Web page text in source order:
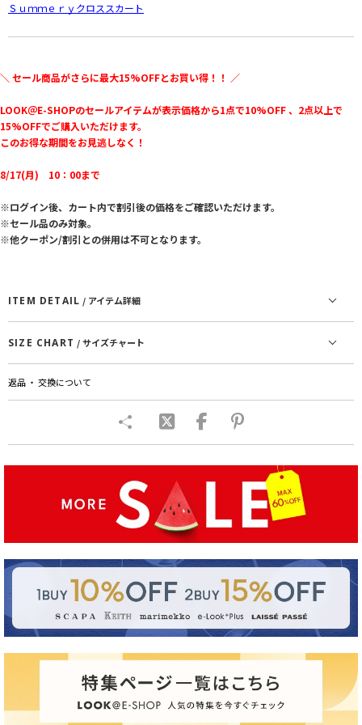
Ｓｕｍｍｅｒｙクロススカート
＼ セール商品がさらに最大15%OFFとお買い得！！ ／
LOOK＠E-SHOPのセールアイテムが表示価格から1点で10%OFF 、2点以上で
15%OFFでご購入いただけます。
このお得な期間をお見逃しなく！
8/17(月) 10：00まで
※ログイン後、カート内で割引後の価格をご確認いただけます。
※セール品のみ対象。
※他クーポン/割引との併用は不可となります。
ITEM DETAIL / アイテム詳細
SIZE CHART / サイズチャート
返品 ・ 交換について